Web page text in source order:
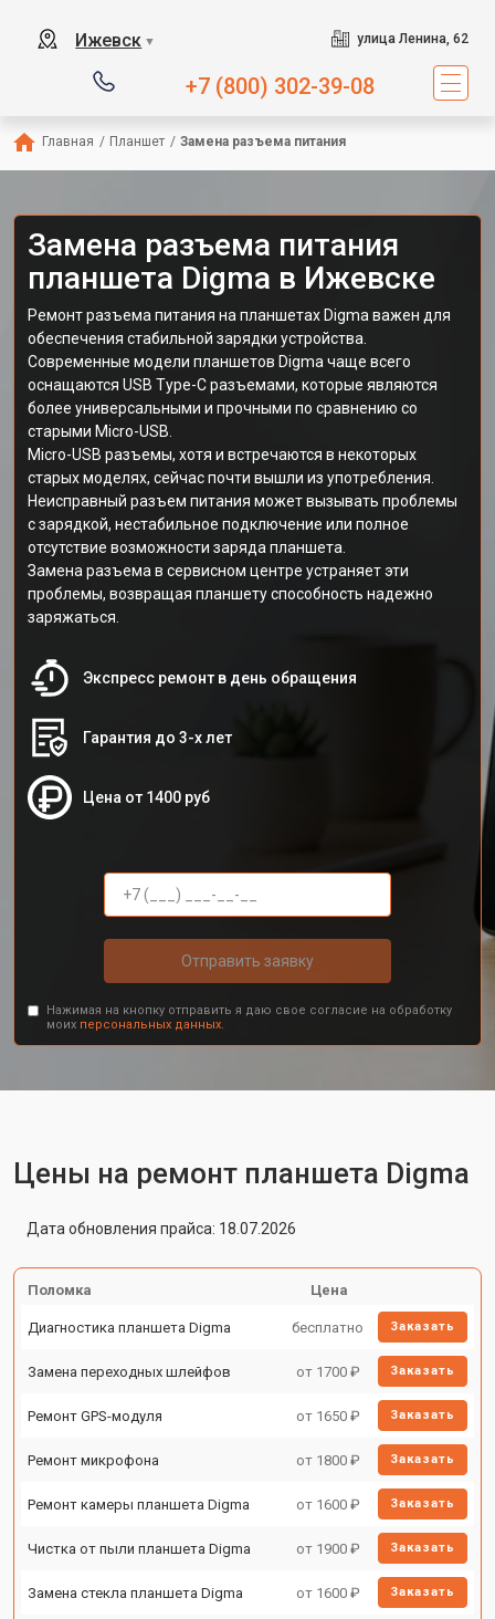
Ижевск ▼ улица Ленина, 62
+7 (800) 302-39-08
Главная / Планшет / Замена разъема питания
Замена разъема питания
планшета Digma в Ижевске
Ремонт разъема питания на планшетах Digma важен для
обеспечения стабильной зарядки устройства.
Современные модели планшетов Digma чаще всего
оснащаются USB Type-C разъемами, которые являются
более универсальными и прочными по сравнению со
старыми Micro-USB.
Micro-USB разъемы, хотя и встречаются в некоторых
старых моделях, сейчас почти вышли из употребления.
Неисправный разъем питания может вызывать проблемы
с зарядкой, нестабильное подключение или полное
отсутствие возможности заряда планшета.
Замена разъема в сервисном центре устраняет эти
проблемы, возвращая планшету способность надежно
заряжаться.
Экспресс ремонт в день обращения
Гарантия до 3-х лет
Цена от 1400 руб
Отправить заявку
Нажимая на кнопку отправить я даю свое согласие на обработку
моих персональных данных.
Цены на ремонт планшета Digma
Дата обновления прайса: 18.07.2026
Поломка Цена
Диагностика планшета Digma бесплатно Заказать
Замена переходных шлейфов от 1700 ₽ Заказать
Ремонт GPS-модуля от 1650 ₽ Заказать
Ремонт микрофона от 1800 ₽ Заказать
Ремонт камеры планшета Digma от 1600 ₽ Заказать
Чистка от пыли планшета Digma от 1900 ₽ Заказать
Замена стекла планшета Digma от 1600 ₽ Заказать